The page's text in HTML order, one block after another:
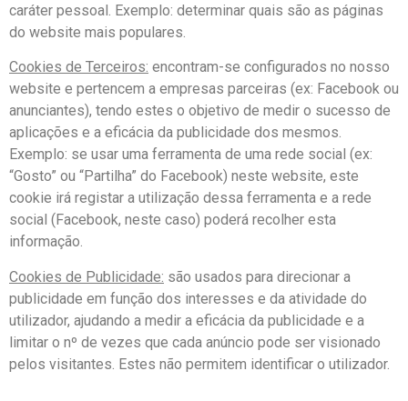
caráter pessoal. Exemplo: determinar quais são as páginas
do website mais populares.
Cookies de Terceiros: encontram-se configurados no nosso
website e pertencem a empresas parceiras (ex: Facebook ou
anunciantes), tendo estes o objetivo de medir o sucesso de
aplicações e a eficácia da publicidade dos mesmos.
Exemplo: se usar uma ferramenta de uma rede social (ex:
“Gosto” ou “Partilha” do Facebook) neste website, este
cookie irá registar a utilização dessa ferramenta e a rede
social (Facebook, neste caso) poderá recolher esta
informação.
Cookies de Publicidade: são usados para direcionar a
publicidade em função dos interesses e da atividade do
utilizador, ajudando a medir a eficácia da publicidade e a
limitar o nº de vezes que cada anúncio pode ser visionado
pelos visitantes. Estes não permitem identificar o utilizador.